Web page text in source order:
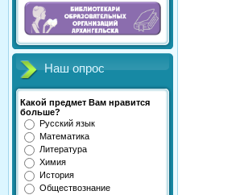
Наш опрос
Какой предмет Вам нравится
больше?
Русский язык
Математика
Литература
Химия
История
Обществознание